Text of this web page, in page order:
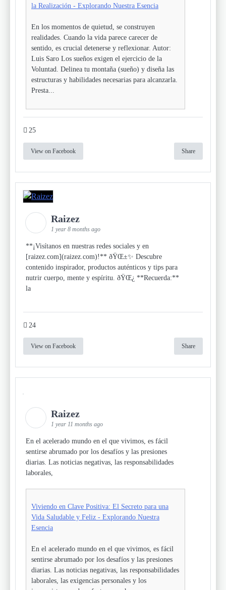
la Realización - Explorando Nuestra Esencia
En los momentos de quietud, se construyen
realidades. Cuando la vida parece carecer de
sentido, es crucial detenerse y reflexionar. Autor:
Luis Saro Los sueños exigen el ejercicio de la
Voluntad. Delinea tu montaña (sueño) y diseña las
estructuras y habilidades necesarias para alcanzarla.
Presta...
25
View on Facebook Share
Raizez
1 year 8 months ago
**¡Visítanos en nuestras redes sociales y en
[raizez.com](raizez.com)!** ðŸŒ±✨ Descubre
contenido inspirador, productos auténticos y tips para
nutrir cuerpo, mente y espíritu. ðŸŒ¿ **Recuerda:**
la
24
View on Facebook Share
Raizez
1 year 11 months ago
En el acelerado mundo en el que vivimos, es fácil
sentirse abrumado por los desafíos y las presiones
diarias. Las noticias negativas, las responsabilidades
laborales,
Viviendo en Clave Positiva: El Secreto para una
Vida Saludable y Feliz - Explorando Nuestra
Esencia
En el acelerado mundo en el que vivimos, es fácil
sentirse abrumado por los desafíos y las presiones
diarias. Las noticias negativas, las responsabilidades
laborales, las exigencias personales y los